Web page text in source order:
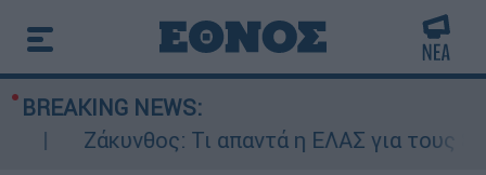
BREAKING NEWS:
Ζάκυνθος: Τι απαντά η ΕΛΑΣ για τους 8